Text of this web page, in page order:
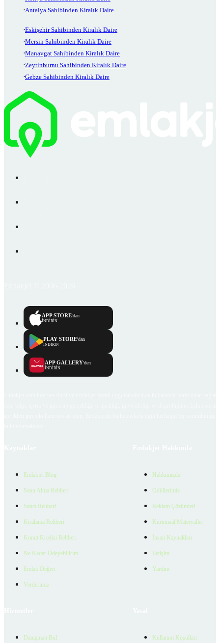
Antalya Sahibinden Kiralık Daire
Eskişehir Sahibinden Kiralık Daire
Mersin Sahibinden Kiralık Daire
Manavgat Sahibinden Kiralık Daire
Zeytinburnu Sahibinden Kiralık Daire
Gebze Sahibinden Kiralık Daire
APP STORE'dan
İNDİRİN
PLAY STORE'dan
İNDİRİN
APP GALLERY'den
İNDİRİN
Emlakjet Blog
Satın Alma Rehberi
Satıcı Rehberi
Kiralama Rehberi
Konut Kredisi Rehberi
Ne Kadar Ödeyebilirim
Emlak Değeri
Verilerimiz
Hakkımızda
Ödüllerimiz
Reklam Çözümleri
Kurumsal Materyaller
İnsan Kaynakları
İletişim
Yardım
Danışman Bul Kullanım Koşulları